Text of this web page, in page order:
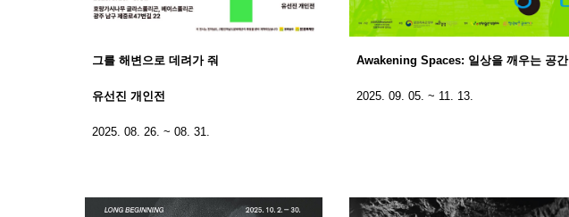
그를 해변으로 데려가 줘
유선진 개인전
2025. 08. 26. ~ 08. 31.
Awakening Spaces: 일상을 깨우는 공간
2025. 09. 05. ~ 11. 13.